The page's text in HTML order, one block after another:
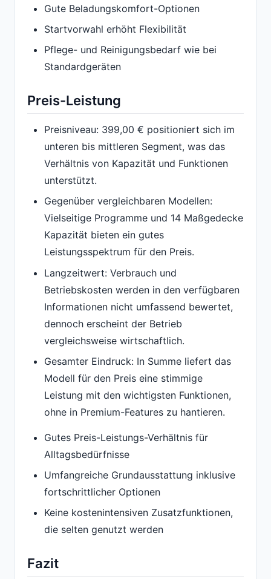
Gute Beladungskomfort-Optionen
Startvorwahl erhöht Flexibilität
Pflege- und Reinigungsbedarf wie bei
Standardgeräten
Preis-Leistung
Preisniveau: 399,00 € positioniert sich im
unteren bis mittleren Segment, was das
Verhältnis von Kapazität und Funktionen
unterstützt.
Gegenüber vergleichbaren Modellen:
Vielseitige Programme und 14 Maßgedecke
Kapazität bieten ein gutes
Leistungsspektrum für den Preis.
Langzeitwert: Verbrauch und
Betriebskosten werden in den verfügbaren
Informationen nicht umfassend bewertet,
dennoch erscheint der Betrieb
vergleichsweise wirtschaftlich.
Gesamter Eindruck: In Summe liefert das
Modell für den Preis eine stimmige
Leistung mit den wichtigsten Funktionen,
ohne in Premium-Features zu hantieren.
Gutes Preis-Leistungs-Verhältnis für
Alltagsbedürfnisse
Umfangreiche Grundausstattung inklusive
fortschrittlicher Optionen
Keine kostenintensiven Zusatzfunktionen,
die selten genutzt werden
Fazit